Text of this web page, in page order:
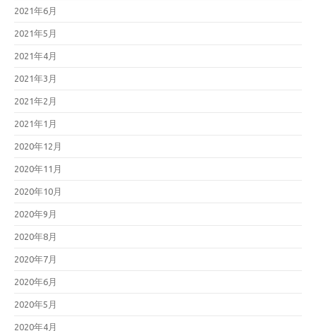
2021年6月
2021年5月
2021年4月
2021年3月
2021年2月
2021年1月
2020年12月
2020年11月
2020年10月
2020年9月
2020年8月
2020年7月
2020年6月
2020年5月
2020年4月